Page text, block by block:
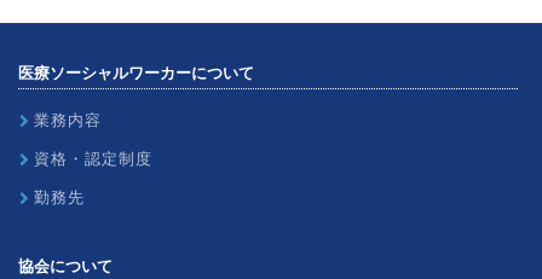
医療ソーシャルワーカーについて
業務内容
資格・認定制度
勤務先
協会について